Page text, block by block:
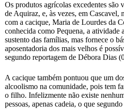
Os produtos agrícolas excedentes são
de Aquiraz, e, às vezes, em
com a cacique, Maria de Lourdes da
conhecida como Pequena, a atividade
sustento das famílias, mas fornece o
aposentadoria dos mais velhos é
segundo reportagem de Débora Dias
A cacique também pontuou que um
alcoolismo na comunidade, pois tem
o filho. Infelizmente não existe
pessoas, apenas cadeia, o que